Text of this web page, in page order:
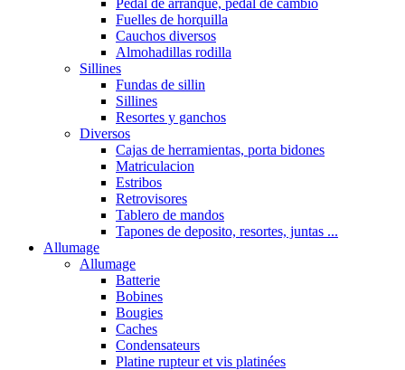
Pedal de arranque, pedal de cambio
Fuelles de horquilla
Cauchos diversos
Almohadillas rodilla
Sillines
Fundas de sillin
Sillines
Resortes y ganchos
Diversos
Cajas de herramientas, porta bidones
Matriculacion
Estribos
Retrovisores
Tablero de mandos
Tapones de deposito, resortes, juntas ...
Allumage
Allumage
Batterie
Bobines
Bougies
Caches
Condensateurs
Platine rupteur et vis platinées